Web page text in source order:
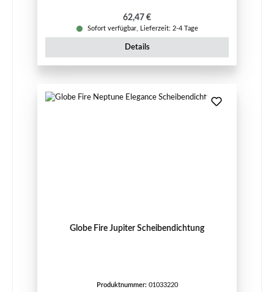
Regulärer Preis:
62,47 €
Sofort verfügbar, Lieferzeit: 2-4 Tage
Details
Globe Fire Jupiter Scheibendichtung
Produktnummer: 01033220